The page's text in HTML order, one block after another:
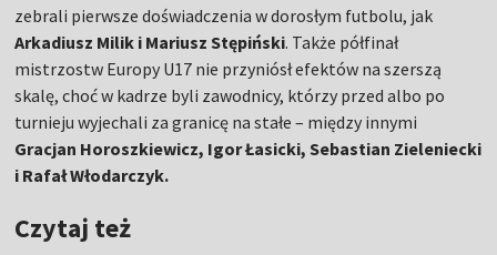
zebrali pierwsze doświadczenia w dorosłym futbolu, jak
Arkadiusz Milik i Mariusz Stępiński. Także półfinał
mistrzostw Europy U17 nie przyniósł efektów na szerszą
skalę, choć w kadrze byli zawodnicy, którzy przed albo po
turnieju wyjechali za granicę na stałe – między innymi
Gracjan Horoszkiewicz, Igor Łasicki, Sebastian Zieleniecki
i Rafał Włodarczyk.
Czytaj też